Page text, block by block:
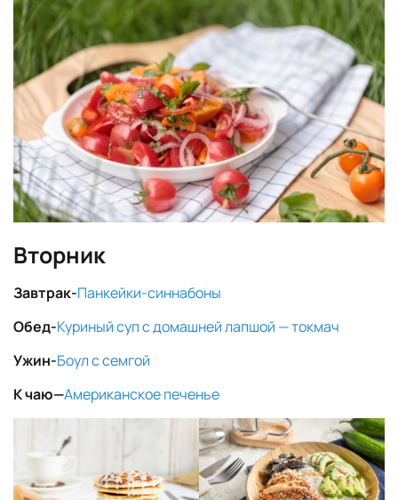
Вторник
Завтрак-Панкейки-синнабоны
Обед-Куриный суп с домашней лапшой — токмач
Ужин-Боул с семгой
К чаю—Американское печенье